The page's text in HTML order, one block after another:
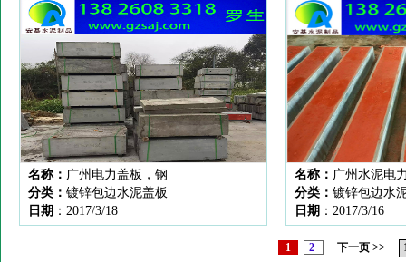
名称： 广州电力盖板，钢
分类： 镀锌包边水泥盖板
日期 ：2017/3/18
名称： 广州水泥电
分类： 镀锌包边水
日期 ：2017/3/16
1 2 下一页 >>